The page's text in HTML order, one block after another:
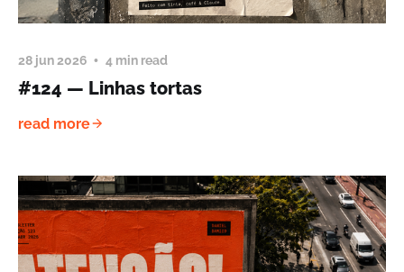
28 jun 2026 4 min read
#124 — Linhas tortas
read more